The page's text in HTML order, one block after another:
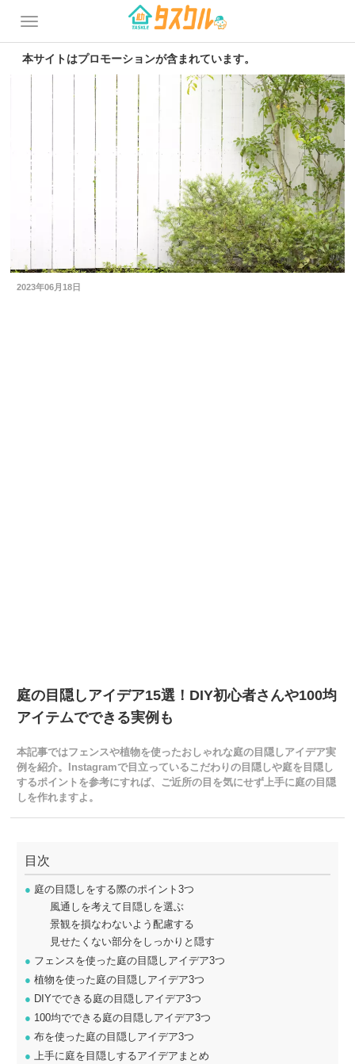
本サイトはプロモーションが含まれています。
2023年06月18日
庭の目隠しアイデア15選！DIY初心者さんや100均
アイテムでできる実例も
本記事ではフェンスや植物を使ったおしゃれな庭の目隠しアイデア実
例を紹介。Instagramで目立っているこだわりの目隠しや庭を目隠し
するポイントを参考にすれば、ご近所の目を気にせず上手に庭の目隠
しを作れますよ。
目次
● 庭の目隠しをする際のポイント3つ
風通しを考えて目隠しを選ぶ
景観を損なわないよう配慮する
見せたくない部分をしっかりと隠す
● フェンスを使った庭の目隠しアイデア3つ
● 植物を使った庭の目隠しアイデア3つ
● DIYでできる庭の目隠しアイデア3つ
● 100均でできる庭の目隠しアイデア3つ
● 布を使った庭の目隠しアイデア3つ
● 上手に庭を目隠しするアイデアまとめ